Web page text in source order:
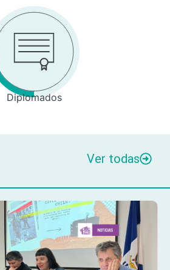
Diplomados
Ver todas